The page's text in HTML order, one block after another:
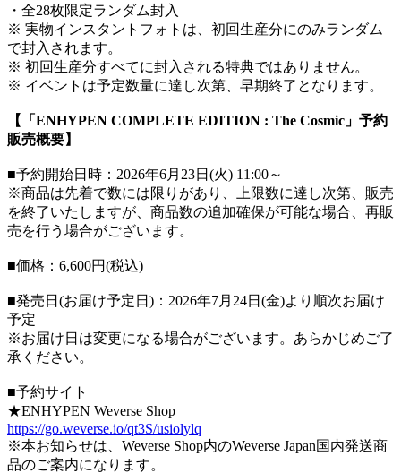
・全28枚限定ランダム封入
※ 実物インスタントフォトは、初回生産分にのみランダム
で封入されます。
※ 初回生産分すべてに封入される特典ではありません。
※ イベントは予定数量に達し次第、早期終了となります。
【「ENHYPEN COMPLETE EDITION : The Cosmic」予約
販売概要】
■予約開始日時：2026年6月23日(火) 11:00～
※商品は先着で数には限りがあり、上限数に達し次第、販売
を終了いたしますが、商品数の追加確保が可能な場合、再販
売を行う場合がございます。
■価格：6,600円(税込)
■発売日(お届け予定日)：2026年7月24日(金)より順次お届け
予定
※お届け日は変更になる場合がございます。あらかじめご了
承ください。
■予約サイト
★ENHYPEN Weverse Shop
https://go.weverse.io/qt3S/usiolylq
※本お知らせは、Weverse Shop内のWeverse Japan国内発送商
品のご案内になります。